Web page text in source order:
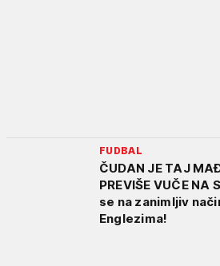
FUDBAL
ČUDAN JE TAJ
PREVIŠE VUČE NA
se na zanimljiv
Englezima!